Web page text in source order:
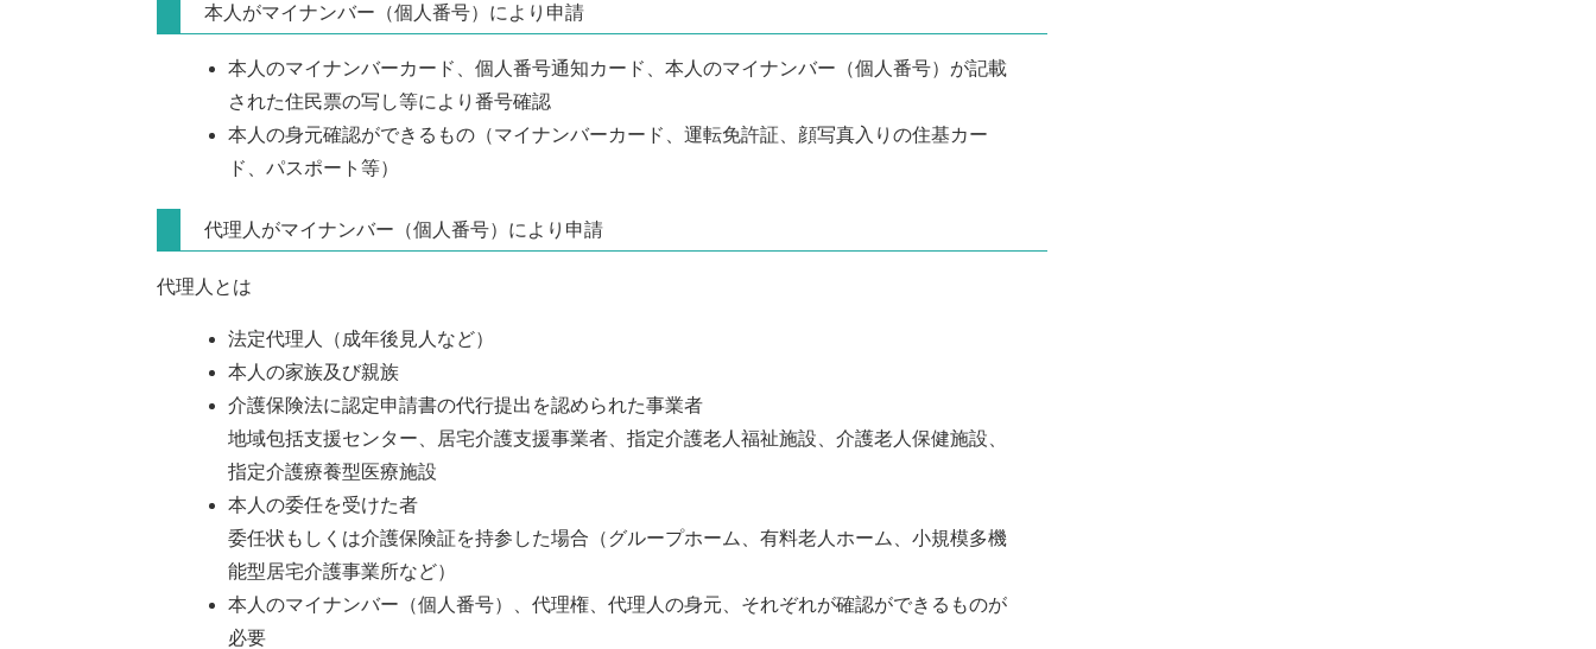
本人がマイナンバー（個人番号）により申請
本人のマイナンバーカード、個人番号通知カード、本人のマイナンバー（個人番号）が記載
された住民票の写し等により番号確認
本人の身元確認ができるもの（マイナンバーカード、運転免許証、顔写真入りの住基カー
ド、パスポート等）
代理人がマイナンバー（個人番号）により申請
代理人とは
法定代理人（成年後見人など）
本人の家族及び親族
介護保険法に認定申請書の代行提出を認められた事業者
地域包括支援センター、居宅介護支援事業者、指定介護老人福祉施設、介護老人保健施設、
指定介護療養型医療施設
本人の委任を受けた者
委任状もしくは介護保険証を持参した場合（グループホーム、有料老人ホーム、小規模多機
能型居宅介護事業所など）
本人のマイナンバー（個人番号）、代理権、代理人の身元、それぞれが確認ができるものが
必要